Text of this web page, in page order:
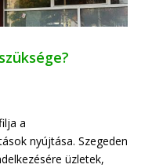
a
nyújtása. Szegeden
üzletek,